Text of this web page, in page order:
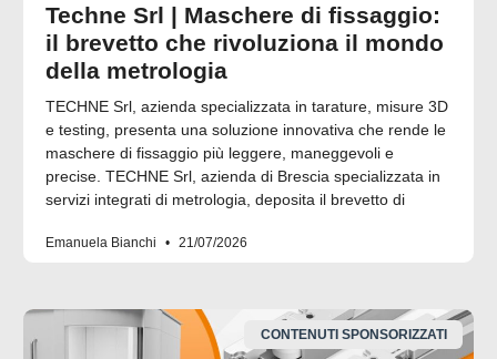
Techne Srl | Maschere di fissaggio:
il brevetto che rivoluziona il mondo
della metrologia
TECHNE Srl, azienda specializzata in tarature, misure 3D
e testing, presenta una soluzione innovativa che rende le
maschere di fissaggio più leggere, maneggevoli e
precise. TECHNE Srl, azienda di Brescia specializzata in
servizi integrati di metrologia, deposita il brevetto di
Emanuela Bianchi 21/07/2026
CONTENUTI SPONSORIZZATI